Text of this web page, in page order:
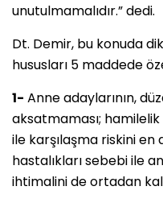
unutulmamalıdır.” dedi.
Dt. Demir, bu konuda
hususları 5 maddede
1- Anne adaylarının,
aksatmaması;
ile karşılaşma riskini
hastalıkları sebebi ile
ihtimalini de ortadan